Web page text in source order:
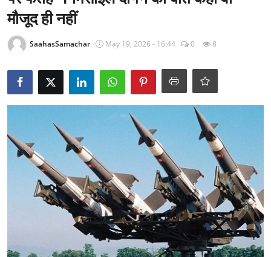
राजनीति
खेल
Epaper
धर्म
लाइफस्टाइल
टेक
मौजूद ही नहीं
SaahasSamachar May 19, 2026 - 16:44 0 8